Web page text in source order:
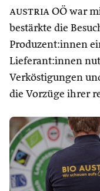
austria OÖ war
bestärkte die
Produzent:innen
Lieferant:innen
Verköstigungen
die Vorzüge ihrer